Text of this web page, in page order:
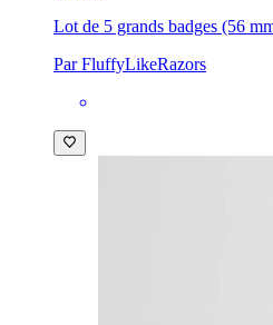
Lot de 5 grands badges (56
Par FluffyLikeRazors